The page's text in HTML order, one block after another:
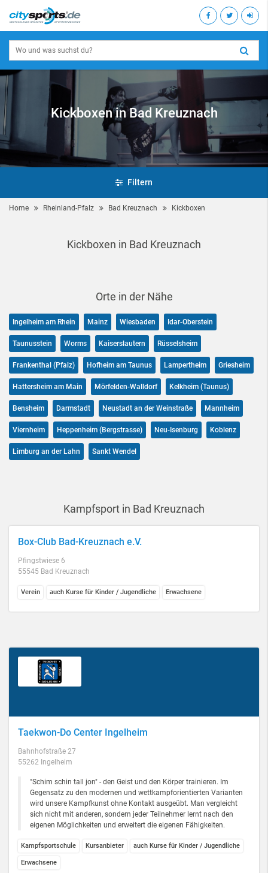
Kickboxen in Bad Kreuznach
Filtern
Home Rheinland-Pfalz Bad Kreuznach Kickboxen
Kickboxen in Bad Kreuznach
Orte in der Nähe
Ingelheim am Rhein Mainz Wiesbaden Idar-Oberstein
Taunusstein Worms Kaiserslautern Rüsselsheim
Frankenthal (Pfalz) Hofheim am Taunus Lampertheim Griesheim
Hattersheim am Main Mörfelden-Walldorf Kelkheim (Taunus)
Bensheim Darmstadt Neustadt an der Weinstraße Mannheim
Viernheim Heppenheim (Bergstrasse) Neu-Isenburg Koblenz
Limburg an der Lahn Sankt Wendel
Kampfsport in Bad Kreuznach
Box-Club Bad-Kreuznach e.V.
Pfingstwiese 6
55545 Bad Kreuznach
Verein auch Kurse für Kinder / Jugendliche Erwachsene
Taekwon-Do Center Ingelheim
Bahnhofstraße 27
55262 Ingelheim
"Schim schin tall jon" - den Geist und den Körper trainieren. Im
Gegensatz zu den modernen und wettkampforientierten Varianten
wird unsere Kampfkunst ohne Kontakt ausgeübt. Man vergleicht
sich nicht mit anderen, sondern jeder Teilnehmer lernt nach den
eigenen Möglichkeiten und erweitert die eigenen Fähigkeiten.
Kampfsportschule Kursanbieter auch Kurse für Kinder / Jugendliche
Erwachsene